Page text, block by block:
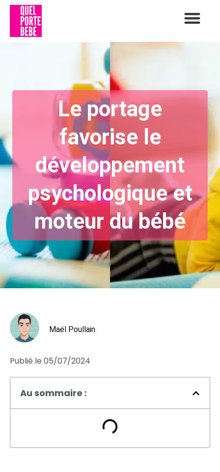
Le portage
favorise le
développement
psychologique et
moteur du bébé
Maël Poullain
Publié le 05/07/2024
Au sommaire :